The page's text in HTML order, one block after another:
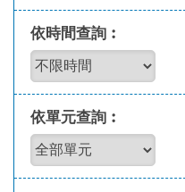
依時間查詢︰
依單元查詢︰